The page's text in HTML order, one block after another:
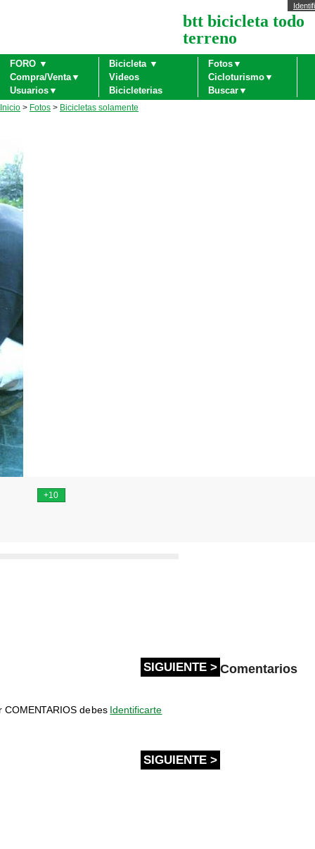
btt bicicleta todo
terreno
FORO ▼ Bicicleta ▼
Fotos▼
Compra/Venta▼
Videos
Cicloturismo▼
Usuarios▼
Bicicleterias Buscar▼
Inicio > Fotos > Bicicletas solamente
SIGUIENTE > Comentarios
COMENTARIOS debes Identificarte
SIGUIENTE >